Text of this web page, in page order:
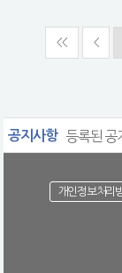
<< <
공지사항 등록된 공
개인정보처리